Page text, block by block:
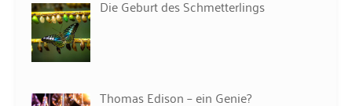
Die Geburt des Schmetterlings
Thomas Edison – ein Genie?